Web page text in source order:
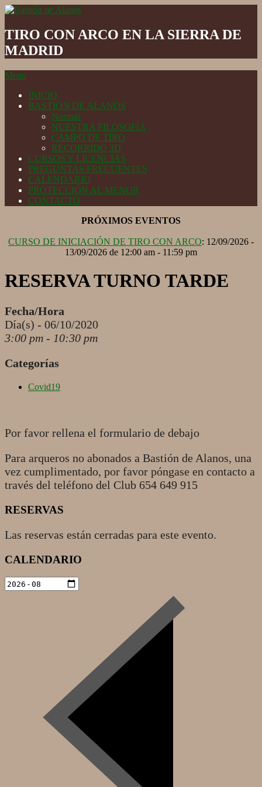
Skip
content
de
Alanos
TIRO CON ARCO EN LA SIERRA DE
MADRID
Secondary
Menu
Menu
INICIO
BASTIÓN DE ALANOS
Normas
NUESTRA FILOSOFÍA
CAMPO DE TIRO
RECORRIDO 3D
CURSOS Y LICENCIAS
PREGUNTAS FRECUENTES
CALENDARIO
PROTECCIÓN AL MENOR
CONTACTO
PRÓXIMOS EVENTOS
CURSO DE INICIACIÓN DE TIRO CON ARCO: 12/09/2026 -
13/09/2026 de 12:00 am - 11:59 pm
RESERVA TURNO TARDE
Fecha/Hora
Día(s) - 06/10/2020
3:00 pm - 10:30 pm
Categorías
Covid19
Por favor rellena el formulario de debajo
Para arqueros no abonados a Bastión de Alanos, una
vez cumplimentado, por favor póngase en contacto a
través del teléfono del Club 654 649 915
RESERVAS
Las reservas están cerradas para este evento.
2020-
06
CALENDARIO